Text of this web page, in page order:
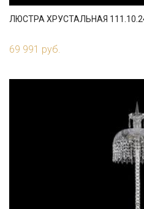
ЛЮСТРА ХРУСТАЛЬНАЯ
69 991 руб.